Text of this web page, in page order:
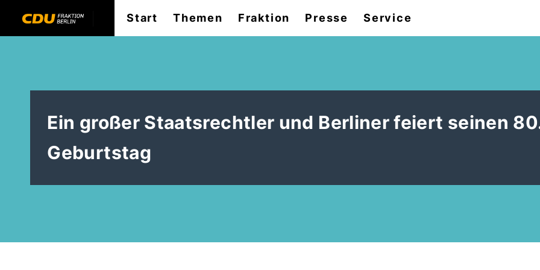
Start Themen Fraktion Presse Service
Ein großer Staatsrechtler und Berliner feiert seinen
Geburtstag